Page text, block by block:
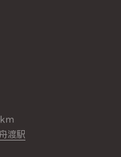
渡駅